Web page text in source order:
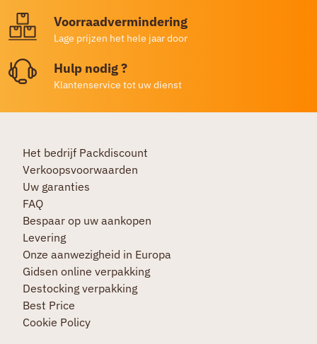
Voorraadvermindering
Lage prijzen het hele jaar door
Hulp nodig ?
Klantenservice tot uw dienst
Het bedrijf Packdiscount
Verkoopsvoorwaarden
Uw garanties
FAQ
Bespaar op uw aankopen
Levering
Onze aanwezigheid in Europa
Gidsen online verpakking
Destocking verpakking
Best Price
Cookie Policy